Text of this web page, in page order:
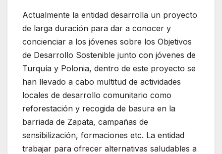
Actualmente la entidad desarrolla un proyecto
de larga duración para dar a conocer y
concienciar a los jóvenes sobre los Objetivos
de Desarrollo Sostenible junto con jóvenes de
Turquía y Polonia, dentro de este proyecto se
han llevado a cabo multitud de actividades
locales de desarrollo comunitario como
reforestación y recogida de basura en la
barriada de Zapata, campañas de
sensibilización, formaciones etc. La entidad
trabajar para ofrecer alternativas saludables a